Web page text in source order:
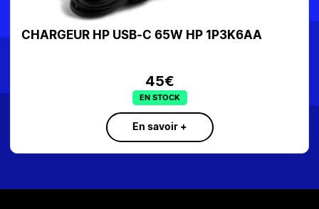
CHARGEUR COREPARTS pour ACER 180W
EN STOCK
En savoir +